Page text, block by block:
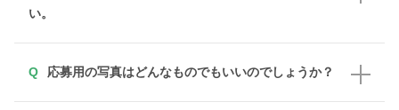
い。
応募用の写真はどんなものでもいいのでしょうか？